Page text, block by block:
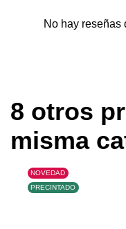
No hay reseñas
8 otros
misma
NOVEDAD
PRECINTADO